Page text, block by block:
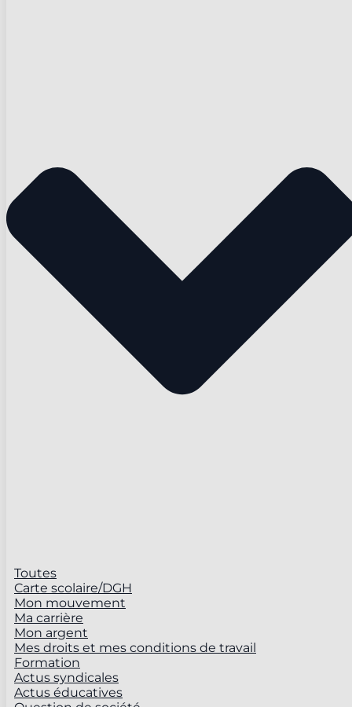
Toutes
Carte scolaire/DGH
Mon mouvement
Ma carrière
Mon argent
Mes droits et mes conditions de travail
Formation
Actus syndicales
Actus éducatives